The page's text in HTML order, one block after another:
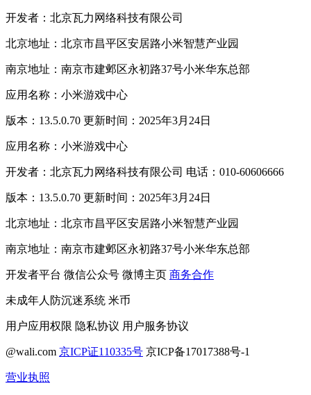
开发者：北京瓦力网络科技有限公司
北京地址：北京市昌平区安居路小米智慧产业园
南京地址：南京市建邺区永初路37号小米华东总部
应用名称：小米游戏中心
版本：13.5.0.70 更新时间：2025年3月24日
应用名称：小米游戏中心
开发者：北京瓦力网络科技有限公司 电话：010-60606666
版本：13.5.0.70 更新时间：2025年3月24日
北京地址：北京市昌平区安居路小米智慧产业园
南京地址：南京市建邺区永初路37号小米华东总部
开发者平台 微信公众号 微博主页 商务合作
未成年人防沉迷系统 米币
用户应用权限 隐私协议 用户服务协议
@wali.com 京ICP证110335号 京ICP备17017388号-1
营业执照